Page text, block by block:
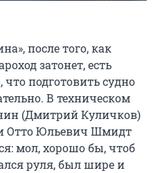
после того, как
затонет, есть
подготовить судно
В техническом
(Дмитрий Куличков)
Отто Юльевич Шмидт
мол, хорошо бы, чтоб
руля, был шире и